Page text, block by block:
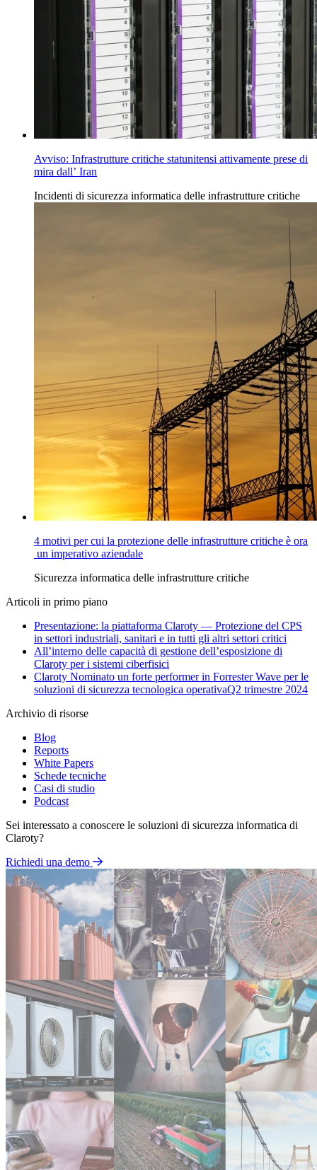
Avviso: Infrastrutture critiche statunitensi attivamente prese di
mira dall’ Iran
Incidenti di sicurezza informatica delle infrastrutture critiche
4 motivi per cui la protezione delle infrastrutture critiche è ora
un imperativo aziendale
Sicurezza informatica delle infrastrutture critiche
Articoli in primo piano
Presentazione: la piattaforma Claroty — Protezione del CPS
in settori industriali, sanitari e in tutti gli altri settori critici
All’interno delle capacità di gestione dell’esposizione di
Claroty per i sistemi ciberfisici
Claroty Nominato un forte performer in Forrester Wave per le
soluzioni di sicurezza tecnologica operativaQ2 trimestre 2024
Archivio di risorse
Blog
Reports
White Papers
Schede tecniche
Casi di studio
Podcast
Sei interessato a conoscere le soluzioni di sicurezza informatica di
Claroty?
Richiedi una demo